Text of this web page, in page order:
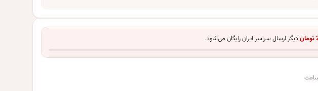
توماندیگر ارسال سراسر ایران رایگان می‌شود.